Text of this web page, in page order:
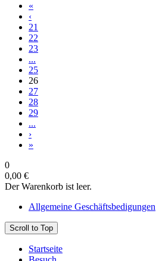
«
‹
21
22
23
...
25
26
27
28
29
...
›
»
0
0,00 €
Der Warenkorb ist leer.
Allgemeine Geschäftsbedigungen
Scroll to Top
Startseite